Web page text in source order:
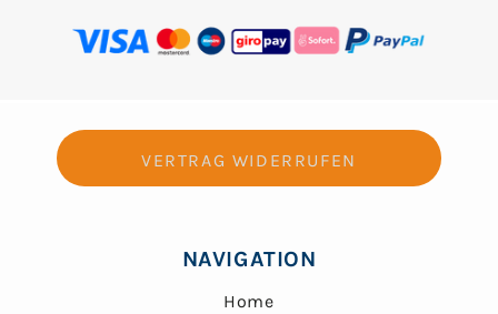
VERTRAG WIDERRUFEN
NAVIGATION
Home